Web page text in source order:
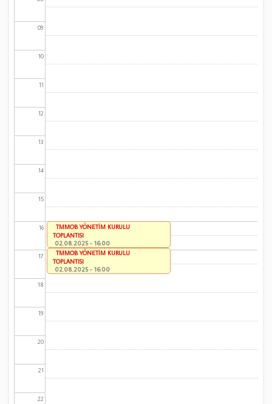
09
10
11
12
13
14
15
16
17
18
19
20
21
22
TMMOB YÖNETİM KURULU
TOPLANTISI
02.08.2025 - 16:00
TMMOB YÖNETİM KURULU
TOPLANTISI
02.08.2025 - 16:00